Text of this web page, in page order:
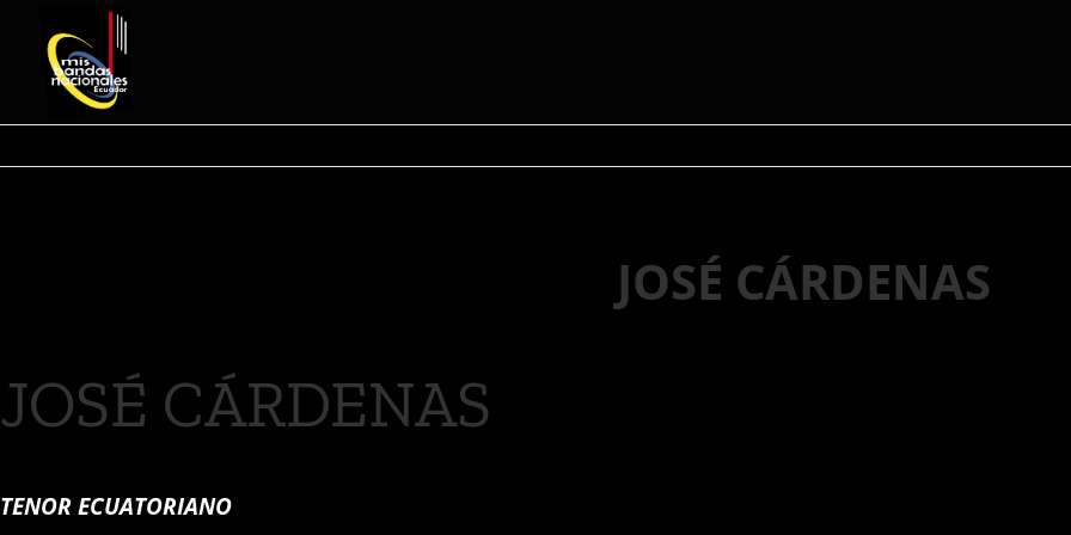
JOSÉ CÁRDENAS
JOSÉ CÁRDENAS
TENOR ECUATORIANO